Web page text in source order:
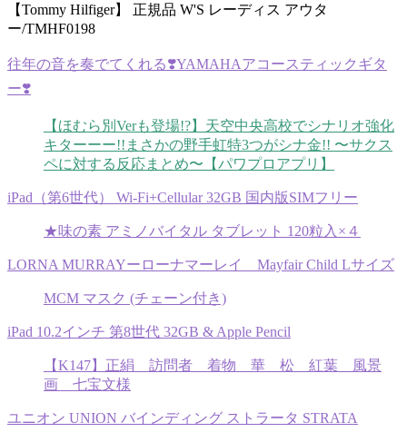
【Tommy Hilfiger】 正規品 W'S レーディス アウタ
ー/TMHF0198
往年の音を奏でてくれる❣️YAMAHAアコースティックギタ
ー❣️
【ほむら別Verも登場!?】天空中央高校でシナリオ強化
キターーー!!まさかの野手虹特3つがシナ金!! 〜サクス
ペに対する反応まとめ〜【パワプロアプリ】
iPad（第6世代） Wi-Fi+Cellular 32GB 国内版SIMフリー
★味の素 アミノバイタル タブレット 120粒入×４
LORNA MURRAYーローナマーレイ Mayfair Child Lサイズ
MCM マスク (チェーン付き)
iPad 10.2インチ 第8世代 32GB & Apple Pencil
【K147】正絹 訪問者 着物 華 松 紅葉 風景
画 七宝文様
ユニオン UNION バインディング ストラータ STRATA